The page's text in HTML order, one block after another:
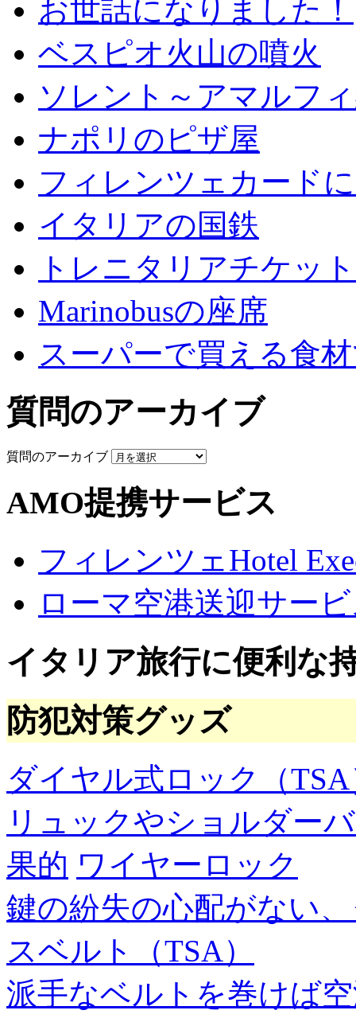
お世話になりました！
ベスピオ火山の噴火
ソレント～アマルフ
ナポリのピザ屋
フィレンツェカード
イタリアの国鉄
トレニタリアチケッ
Marinobusの座席
スーパーで買える食
質問のアーカイブ
質問のアーカイブ
AMO提携サービス
フィレンツェHotel
ローマ空港送迎サー
イタリア旅行に便利な
防犯対策グッズ
ダイヤル式ロック（
リュックやショルダー
果的 ワイヤーロック
鍵の紛失の心配がない
スベルト（TSA）
派手なベルトを巻けば